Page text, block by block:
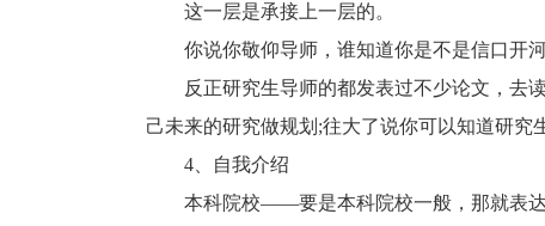
这一层是承接上一层的。
你说你敬仰导师，谁知道你是不是信口开河
反正研究生导师的都发表过不少论文，去读
己未来的研究做规划;往大了说你可以知道研究
4、自我介绍
本科院校——要是本科院校一般，那就表达